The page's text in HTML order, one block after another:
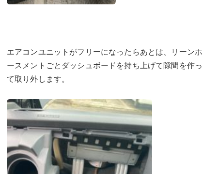
エアコンユニットがフリーになったらあとは、リーンホ
ースメントごとダッシュボードを持ち上げて隙間を作っ
て取り外します。